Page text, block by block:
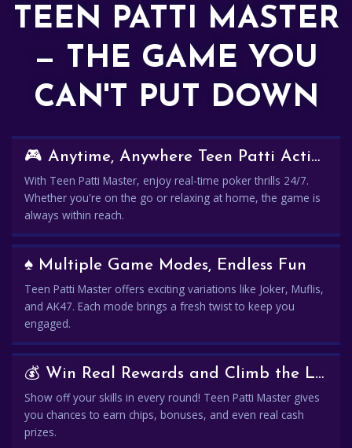
TEEN PATTI MASTER
— THE GAME YOU
CAN'T PUT DOWN
🎮 Anytime, Anywhere Teen Patti Action
With Teen Patti Master, enjoy real-time poker thrills 24/7.
Whether you're on the go or relaxing at home, the game is
always within reach.
♠️ Multiple Game Modes, Endless Fun
Teen Patti Master offers exciting variations like Joker, Muflis,
and AK47. Each mode brings a fresh twist to keep you
engaged.
💰 Win Real Rewards and Climb the Leaderboard
Show off your skills in every round! Teen Patti Master gives
you chances to earn chips, bonuses, and even real cash
prizes.